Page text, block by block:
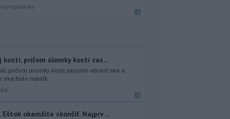
republiky
pričom úlomky kosti zas...
pričom úlomky kosti zasiahli oblasť oka a
oka bolo natoľk...
okamžite skončiť. Najprv ...